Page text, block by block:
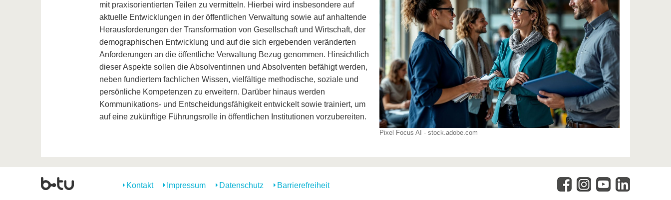
Pixel Focus AI - stock.adobe.com
mit praxisorientierten Teilen zu vermitteln. Hierbei wird insbesondere auf
aktuelle Entwicklungen in der öffentlichen Verwaltung sowie auf anhaltende
Herausforderungen der Transformation von Gesellschaft und Wirtschaft, der
demographischen Entwicklung und auf die sich ergebenden veränderten
Anforderungen an die öffentliche Verwaltung Bezug genommen. Hinsichtlich
dieser Aspekte sollen die Absolventinnen und Absolventen befähigt werden,
neben fundiertem fachlichen Wissen, vielfältige methodische, soziale und
persönliche Kompetenzen zu erweitern. Darüber hinaus werden
Kommunikations- und Entscheidungsfähigkeit entwickelt sowie trainiert, um
auf eine zukünftige Führungsrolle in öffentlichen Institutionen vorzubereiten.
Kontakt Impressum Datenschutz Barrierefreiheit